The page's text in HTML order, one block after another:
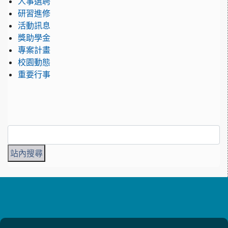
研習進修
活動訊息
獎助學金
專案計畫
校園動態
重要行事